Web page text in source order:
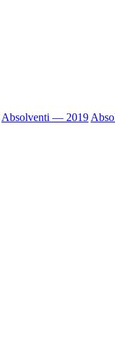
Absolventi — 2019